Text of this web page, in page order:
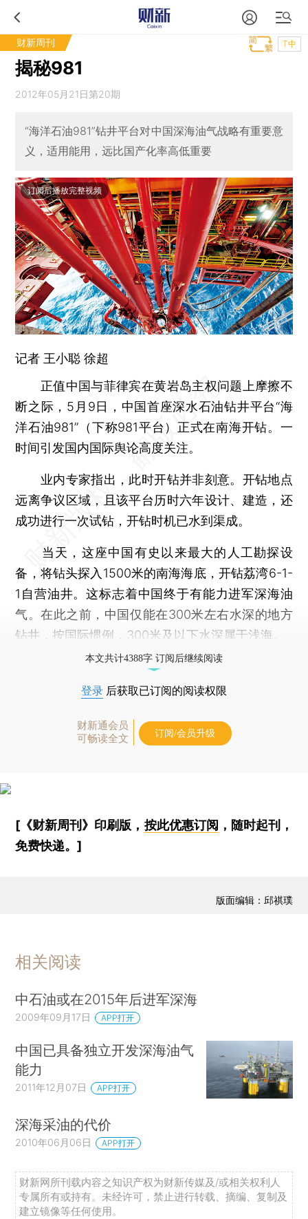
财新周刊 T中
揭秘981
2012年05月21日第20期
“海洋石油981”钻井平台对中国深海油气战略有重要意
义，适用能用，远比国产化率高低重要
订阅后播放完整视频
记者 王小聪 徐超
正值中国与菲律宾在黄岩岛主权问题上摩擦不
断之际，5月9日，中国首座深水石油钻井平台“海
洋石油981”（下称981平台）正式在南海开钻。一
时间引发国内国际舆论高度关注。
业内专家指出，此时开钻并非刻意。开钻地点
远离争议区域，且该平台历时六年设计、建造，还
成功进行一次试钻，开钻时机已水到渠成。
当天，这座中国有史以来最大的人工勘探设
备，将钻头探入1500米的南海海底，开钻荔湾6-1-
1自营油井。这标志着中国终于有能力进军深海油
气。在此之前，中国仅能在300米左右水深的地方
钻井，按国际惯例，300米及以下水深属于浅海。
本文共计4388字 订阅后继续阅读
登录 后获取已订阅的阅读权限
财新通会员
可畅读全文
订阅/会员升级
[《财新周刊》印刷版， 按此优惠订阅 ，随时起刊，
免费快递。]
版面编辑：邱祺璞
相关阅读
中石油或在2015年后进军深海
2009年09月17日 APP打开
中国已具备独立开发深海油气
能力
2011年12月07日 APP打开
深海采油的代价
2010年06月06日 APP打开
财新网所刊载内容之知识产权为财新传媒及/或相关权利人
专属所有或持有。未经许可，禁止进行转载、摘编、复制及
建立镜像等任何使用。